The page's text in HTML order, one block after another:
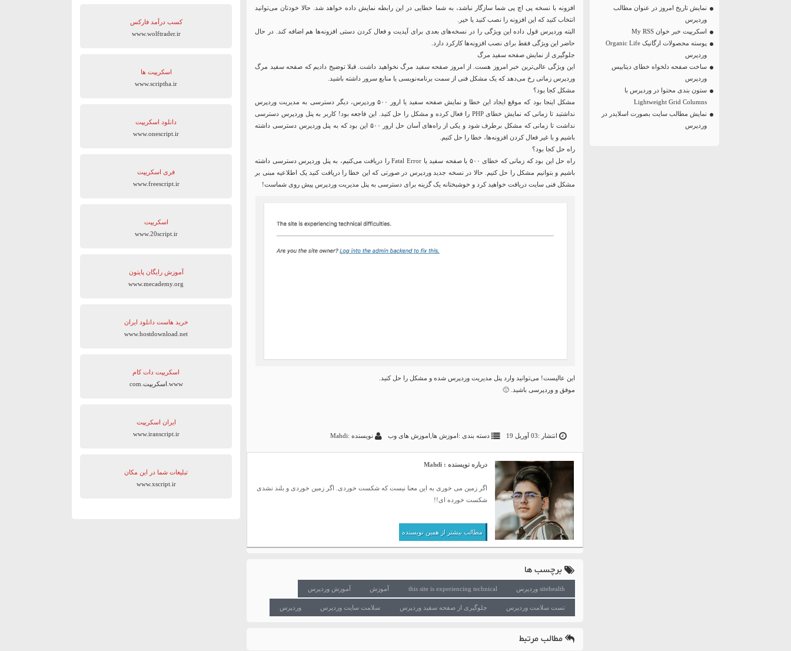
نمایش تاریخ امروز در عنوان مطالب
وردپرس
اسکریپت خبر خوان My RSS
پوسته محصولات ارگانیک Organic Life
وردپرس
ساخت صفحه دلخواه خطای دیتابیس
وردپرس
ستون بندی محتوا در وردپرس با
Lightweight Grid Columns
نمایش مطالب سایت بصورت اسلایدر در
وردپرس
افزونه با نسخه پی اچ پی شما سازگار نباشد، به شما خطایی در این رابطه نمایش داده خواهد شد. حالا خودتان می‌توانید
انتخاب کنید که این افزونه را نصب کنید یا خیر.
البته وردپرس قول داده این ویژگی را در نسخه‌های بعدی برای آپدیت و فعال کردن دستی افزونه‌ها هم اضافه کند. در حال
حاضر این ویژگی فقط برای نصب افزونه‌ها کارکرد دارد.
جلوگیری از نمایش صفحه سفید مرگ
این ویژگی عالی‌ترین خبر امروز هست. از امروز صفحه سفید مرگ نخواهید داشت. قبلا توضیح دادیم که صفحه سفید مرگ
وردپرس زمانی رخ می‌دهد که یک مشکل فنی از سمت برنامه‌نویسی یا منابع سرور داشته باشید.
مشکل کجا بود؟
مشکل اینجا بود که موقع ایجاد این خطا و نمایش صفحه سفید یا ارور ۵۰۰ وردپرس، دیگر دسترسی به مدیریت وردپرس
نداشتید تا زمانی که نمایش خطای PHP را فعال کرده و مشکل را حل کنید. این فاجعه بود! کاربر به پنل وردپرس دسترسی
نداشت تا زمانی که مشکل برطرف شود و یکی از راه‌های آسان حل ارور ۵۰۰ این بود که به پنل وردپرس دسترسی داشته
باشیم و با غیر فعال کردن افزونه‌ها، خطا را حل کنیم.
راه حل کجا بود؟
راه حل این بود که زمانی که خطای ۵۰۰ یا صفحه سفید یا Fatal Error را دریافت می‌کنیم، به پنل وردپرس دسترسی داشته
باشیم و بتوانیم مشکل را حل کنیم. حالا در نسخه جدید وردپرس در صورتی که این خطا را دریافت کنید یک اطلاعیه مبنی بر
مشکل فنی سایت دریافت خواهید کرد و خوشبختانه یک گزینه برای دسترسی به پنل مدیریت وردپرس پیش روی شماست!
این عالیست! می‌توانید وارد پنل مدیریت وردپرس شده و مشکل را حل کنید.
موفق و وردپرسی باشید. 🙂
انتشار :03 آوریل 19 دسته بندی :اموزش ها اموزش های وب نویسنده :Mahdi
درباره نویسنده : Mahdi
اگر زمین می خوری به این معنا نیست که شکست خوردی. اگر زمین خوردی و بلند نشدی
شکست خورده ای!!
مطالب بیشتر از همین نویسنده
برچسب ها
sitehealth وردپرس this site is experiencing technical آموزش آموزش وردپرس
تست سلامت وردپرس جلوگیری از صفحه سفید وردپرس سلامت سایت وردپرس وردپرس
مطالب مرتبط
کسب درآمد فارکس
www.wolftrader.ir
اسکریپت ها
www.scriptha.ir
دانلود اسکریپت
www.onescript.ir
فری اسکریپت
www.freescript.ir
اسکریپت
www.20script.ir
آموزش رایگان پایتون
www.mecademy.org
خرید هاست دانلود ایران
www.hostdownload.net
اسکریپت دات کام
www.اسکریپت.com
ایران اسکریپت
www.iranscript.ir
تبلیغات شما در این مکان
www.xscript.ir